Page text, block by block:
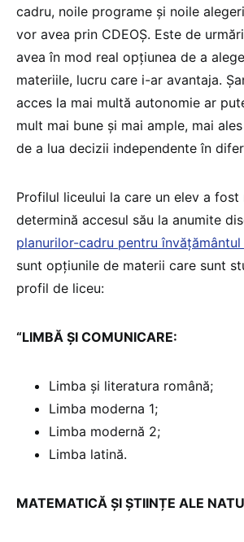
cadru, noile programe și noile
vor avea prin CDEOȘ. Este de
avea în mod real opțiunea de a
materiile, lucru care i-ar avantaja.
acces la mai multă autonomie ar
mult mai bune și mai ample, mai
de a lua decizii independente în
Profilul liceului la care un elev a
determină accesul său la anumite
planurilor-cadru pentru învățământul
sunt opțiunile de materii care sunt
profil de liceu:
“LIMBĂ ȘI COMUNICARE:
Limba și literatura română;
Limba moderna 1;
Limba modernă 2;
Limba latină.
MATEMATICĂ ȘI ȘTIINȚE ALE